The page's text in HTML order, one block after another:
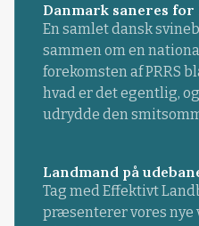
Danmark saneres for
En samlet dansk
sammen om en
forekomsten af PRRS
hvad er det egentlig,
udrydde den
Landmand på
Tag med Effektivt
præsenterer vores nye